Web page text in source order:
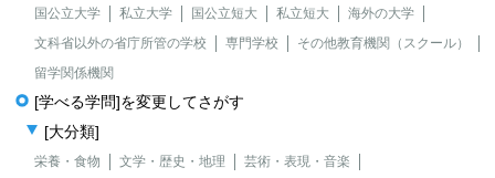
国公立大学 私立大学 国公立短大 私立短大
海外の大学
文科省以外の省庁所管の学校
専門学校
その他教育機関（スクール）
留学関係機関
[学べる学問]を変更してさがす
[大分類]
栄養・食物 文学・歴史・地理
芸術・表現・音楽